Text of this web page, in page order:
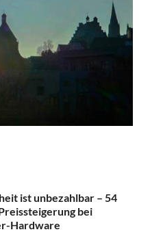
ist unbezahlbar – 54
bei
Hardware